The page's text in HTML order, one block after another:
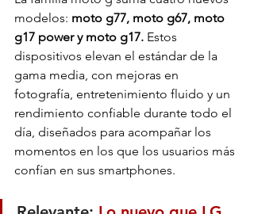
modelos: moto g77, moto g67, moto
g17 power y moto g17. Estos
dispositivos elevan el estándar de la
gama media, con mejoras en
fotografía, entretenimiento fluido y un
rendimiento confiable durante todo el
día, diseñados para acompañar los
momentos en los que los usuarios más
confían en sus smartphones.